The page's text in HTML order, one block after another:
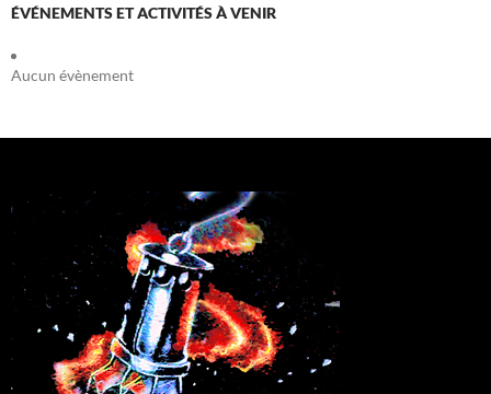
ÉVÉNEMENTS ET ACTIVITÉS À VENIR
Aucun évènement